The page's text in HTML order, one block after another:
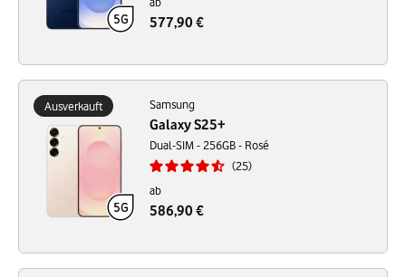
577,90 €
Ausverkauft Samsung
Galaxy S25+
Dual-SIM - 256GB - Rosé
25
ab
586,90 €